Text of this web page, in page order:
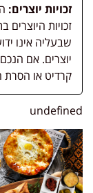
זכויות יוצרים:
זכויות
יוצרים. אם
קרדיט או הסרת
undefined